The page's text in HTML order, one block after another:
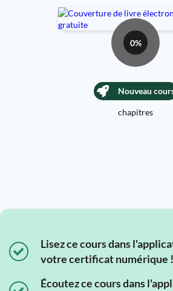
0%
Nouveau
chapitres
Lisez ce cours dans
votre certificat numérique !
Écoutez ce cours dans